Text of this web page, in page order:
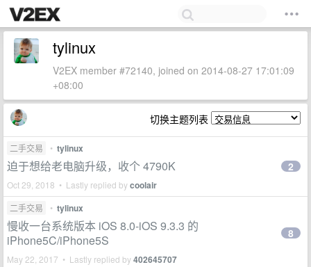
tylinux
V2EX member #72140, joined on 2014-08-27 17:01:09
+08:00
切换主题列表
二手交易 • tylinux
迫于想给老电脑升级，收个 4790K
Oct 29, 2018 • Lastly replied bycoolair
2
二手交易 • tylinux
慢收一台系统版本 iOS 8.0-iOS 9.3.3 的
iPhone5C/iPhone5S
May 22, 2017 • Lastly replied by402645707
8